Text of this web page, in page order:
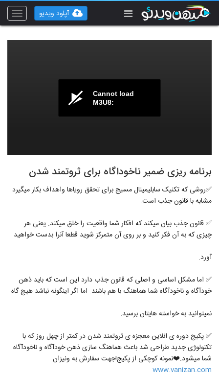
Toggle
آپلود ویدیو
Cannot load
M3U8:
برنامه ریزی ضمیر ناخوداگاه برای ثروتمند شدن
✅روشی که تکنیک سابلیمینال مسیج برای تحقق رویاها واهداف بکار میگیرد
مشابه با قانون جذب است.
✅ قانون جذب بیان میکند که افکار شما واقعیت را خلق میکند. یعنی هر
چیزی که به آن فکر کنید و بر روی آن متمرکز شوید قطعا آنرا بدست خواهید
آورد.
✅ اما مشکل اساسی و اصلی که قانون جذب دارد این است که باید ذهن
خودآگاه و ناخودآگاه شما هماهنگ با هم باشند. اما اگر اینگونه نباشد هیچ گاه
نمیتوانید به خواسته هایتان برسید.
✅ پکیج دوره ی انلاین معجزه ی ثروتمند شدن در کمتر از چهل روز که با
تکنولوژی جدید طراحی شد باعث هماهنگ سازی ذهن خودآگاه و ناخودآگاه
شما میشود.❤️نمونه کوچکی از پکیج!جهت سفارش به ونیزان
www.vanizan.com